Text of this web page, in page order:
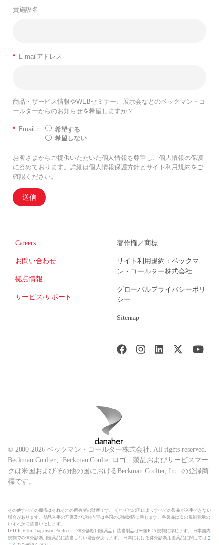
貴施設名
* E-mailアドレス
商品・サービス情報やWEBセミナー、展示会などのベックマン・コ
ールターからのお知らせを希望しますか？
* Email：
希望する
希望しない
お客さまからご提供いただいた個人情報を尊重し、個人情報の保護
に努めております。詳細は個人情報保護方針と サイト利用規約をご
確認ください。
送信
Careers
お問い合わせ
拠点情報
サービス/サポート
著作権／商標
サイト利用規約：ベックマ
ン・コールター株式会社
グローバルプライバシーポリ
シー
Sitemap
© 2000-2026 ベックマン・コールター株式会社. All rights reserved.
Beckman Coulter、Beckman Coulter ロゴ、製品およびサービスマー
クは米国およびその他の国におけるBeckman Coulter, Inc. の登録商
標です。
その他すべての商標はそれぞれの所有者の財産です。 それぞれの国によりすべての製品が入手できない
場合があります。製品入手の可否及び規制内容は各国の規制対応に準じます。各製品は次の規制表示の
いずれかに該当いたします。
IVD:In Vitro Diagnostic Products （体外診断用医薬品）該当製品は米国FDA規制に準じます。 日本国内
規制での体外診断用医薬品に該当しない場合があります。 日本における体外診断用医薬品に関しては こ